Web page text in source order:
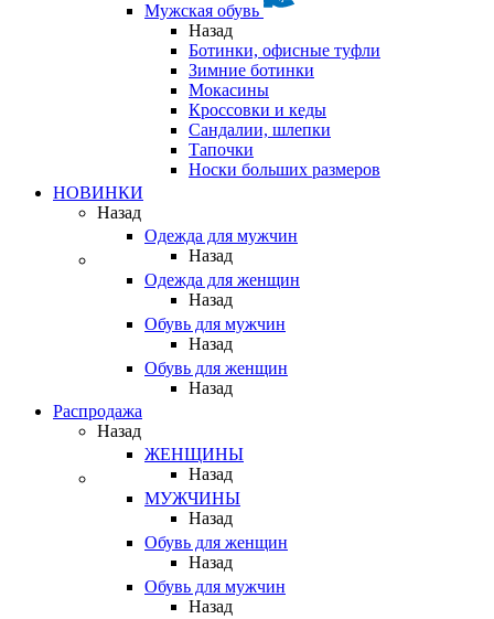
Мужская обувь
Назад
Ботинки, офисные туфли
Зимние ботинки
Мокасины
Кроссовки и кеды
Сандалии, шлепки
Тапочки
Носки больших размеров
НОВИНКИ
Назад
Одежда для мужчин
Назад
Одежда для женщин
Назад
Обувь для мужчин
Назад
Обувь для женщин
Назад
Распродажа
Назад
ЖЕНЩИНЫ
Назад
МУЖЧИНЫ
Назад
Обувь для женщин
Назад
Обувь для мужчин
Назад